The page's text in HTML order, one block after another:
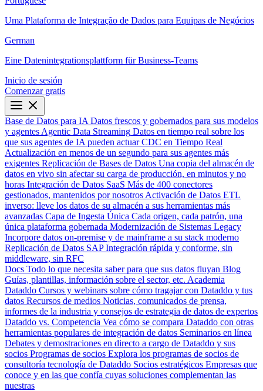
Uma Plataforma de Integração de Dados para Equipas de Negócios
German
Eine Datenintegrationsplattform für Business-Teams
Inicio de sesión
Comenzar gratis
Base de Datos para IA Datos frescos y gobernados para sus modelos
y agentes Agentic Data Streaming Datos en tiempo real sobre los
que sus agentes de IA pueden actuar CDC en Tiempo Real
Actualización en menos de un segundo para sus agentes más
exigentes Replicación de Bases de Datos Una copia del almacén de
datos en vivo sin afectar su carga de producción, en minutos y no
horas Integración de Datos SaaS Más de 400 conectores
gestionados, mantenidos por nosotros Activación de Datos ETL
inverso: lleve los datos de su almacén a sus herramientas más
avanzadas Capa de Ingesta Única Cada origen, cada patrón, una
única plataforma gobernada Modernización de Sistemas Legacy
Incorpore datos on-premise y de mainframe a su stack moderno
Replicación de Datos SAP Integración rápida y conforme, sin
middleware, sin RFC
Docs Todo lo que necesita saber para que sus datos fluyan Blog
Guías, plantillas, información sobre el sector, etc. Academia
Dataddo Cursos y webinars sobre cómo tragajar con Dataddo y tus
datos Recursos de medios Noticias, comunicados de prensa,
informes de la industria y consejos de estrategia de datos de expertos
Dataddo vs. Competencia Vea cómo se compara Dataddo con otras
herramientas populares de integración de datos Seminarios en línea
Debates y demostraciones en directo a cargo de Dataddo y sus
socios Programas de socios Explora los programas de socios de
consultoría tecnología de Dataddo Socios estratégicos Empresas que
conoce y en las que confía cuyas soluciones complementan las
nuestras